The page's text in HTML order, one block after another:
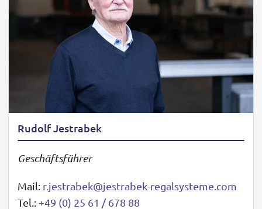
Rudolf Jestrabek
Geschäftsführer
Mail: r.jestrabek@jestrabek-regalsysteme.com
Tel.: +49 (0) 25 61 / 678 88